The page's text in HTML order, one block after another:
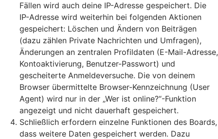
Fällen wird auch deine IP-Adresse gespeichert. Die
IP-Adresse wird weiterhin bei folgenden Aktionen
gespeichert: Löschen und Ändern von Beiträgen
(dazu zählen Private Nachrichten und Umfragen),
Änderungen an zentralen Profildaten (E-Mail-Adresse,
Kontoaktivierung, Benutzer-Passwort) und
gescheiterte Anmeldeversuche. Die von deinem
Browser übermittelte Browser-Kennzeichnung (User
Agent) wird nur in der „Wer ist online?“-Funktion
angezeigt und nicht dauerhaft gespeichert.
Schließlich erfordern einzelne Funktionen des Boards,
dass weitere Daten gespeichert werden. Dazu